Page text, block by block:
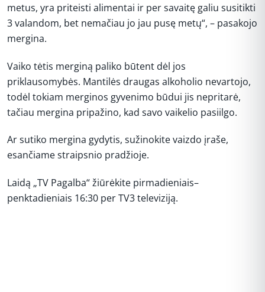
metus, yra priteisti alimentai ir per savaitę galiu susitikti
3 valandom, bet nemačiau jo jau pusę metų“, – pasakojo
mergina.
Vaiko tėtis merginą paliko būtent dėl jos
priklausomybės. Mantilės draugas alkoholio nevartojo,
todėl tokiam merginos gyvenimo būdui jis nepritarė,
tačiau mergina pripažino, kad savo vaikelio pasiilgo.
Ar sutiko mergina gydytis, sužinokite vaizdo įraše,
esančiame straipsnio pradžioje.
Laidą „TV Pagalba“ žiūrėkite pirmadieniais–
penktadieniais 16:30 per TV3 televiziją.